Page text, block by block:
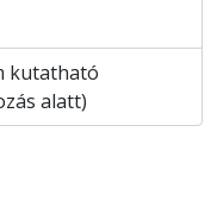
kutatható
alatt)